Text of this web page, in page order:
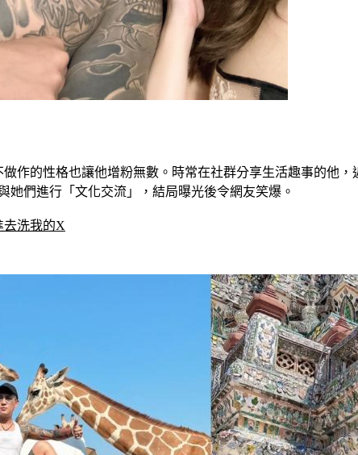
作的性格也讓他增粉無數。時常在社群分享生活趣事的他
們進行「文化交流」，結局曝光後令網友笑爆。
去洗我的X